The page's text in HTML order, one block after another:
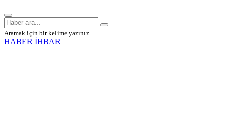
Aramak için bir kelime yazınız.
HABER İHBAR